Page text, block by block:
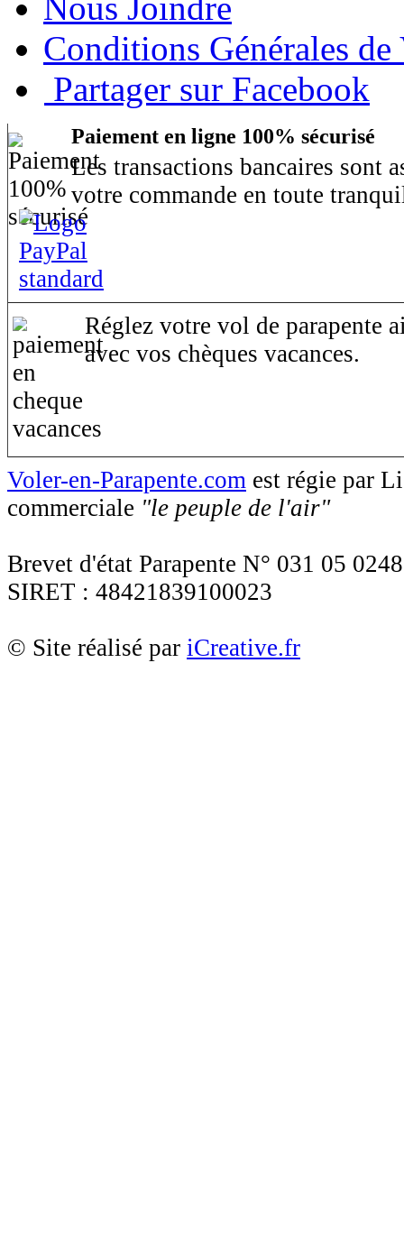
Conditions Générales de
Partager sur Facebook
Paiement en ligne 100% sécurisé
Les transactions bancaires sont
votre commande en toute
Réglez votre vol de parapente
avec vos chèques vacances.
Voler-en-Parapente.com est régie par
commerciale "le peuple de l'air"
Brevet d'état Parapente N° 031 05 0248
SIRET : 48421839100023
© Site réalisé par iCreative.fr